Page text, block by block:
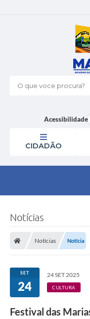
O que voce procura?
Acessibilidade
CIDADÃO
Notícias
Notícias Notícia
SET
24
24 SET 2025
CULTURA
Festival das